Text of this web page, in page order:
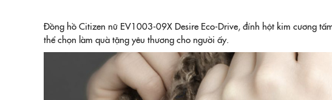
Đồng hồ Citizen nữ EV1003-09X Desire Eco-Drive, đính hột kim cương
thể chọn làm quà tặng yêu thương cho người ấy.